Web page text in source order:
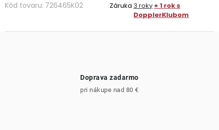
Kód tovaru: 726465K02 Záruka 3 roky + 1 rok s
DopplerKlubom
Doprava zadarmo
pri nákupe nad 80 €